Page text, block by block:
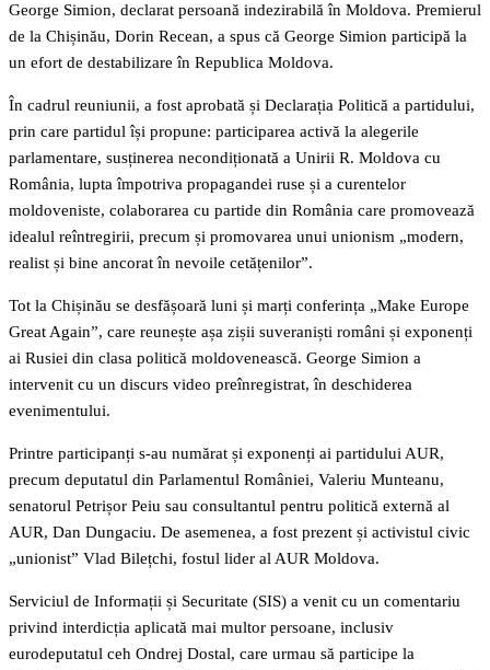
George Simion, declarat persoană indezirabilă în Moldova. Premierul
de la Chișinău, Dorin Recean, a spus că George Simion participă la
un efort de destabilizare în Republica Moldova.
În cadrul reuniunii, a fost aprobată și Declarația Politică a partidului,
prin care partidul își propune: participarea activă la alegerile
parlamentare, susținerea necondiționată a Unirii R. Moldova cu
România, lupta împotriva propagandei ruse și a curentelor
moldoveniste, colaborarea cu partide din România care promovează
idealul reîntregirii, precum și promovarea unui unionism „modern,
realist și bine ancorat în nevoile cetățenilor”.
Tot la Chișinău se desfășoară luni și marți conferința „Make Europe
Great Again”, care reunește așa zișii suveraniști români și exponenți
ai Rusiei din clasa politică moldovenească. George Simion a
intervenit cu un discurs video preînregistrat, în deschiderea
evenimentului.
Printre participanți s-au numărat și exponenți ai partidului AUR,
precum deputatul din Parlamentul României, Valeriu Munteanu,
senatorul Petrișor Peiu sau consultantul pentru politică externă al
AUR, Dan Dungaciu. De asemenea, a fost prezent și activistul civic
„unionist” Vlad Bilețchi, fostul lider al AUR Moldova.
Serviciul de Informații și Securitate (SIS) a venit cu un comentariu
privind interdicția aplicată mai multor persoane, inclusiv
eurodeputatul ceh Ondrej Dostal, care urmau să participe la